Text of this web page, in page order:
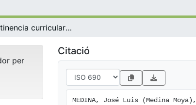
La pertinencia curricular y social en las instituciones de educación superior
per
Citació
MEDINA, José Luis (Medina